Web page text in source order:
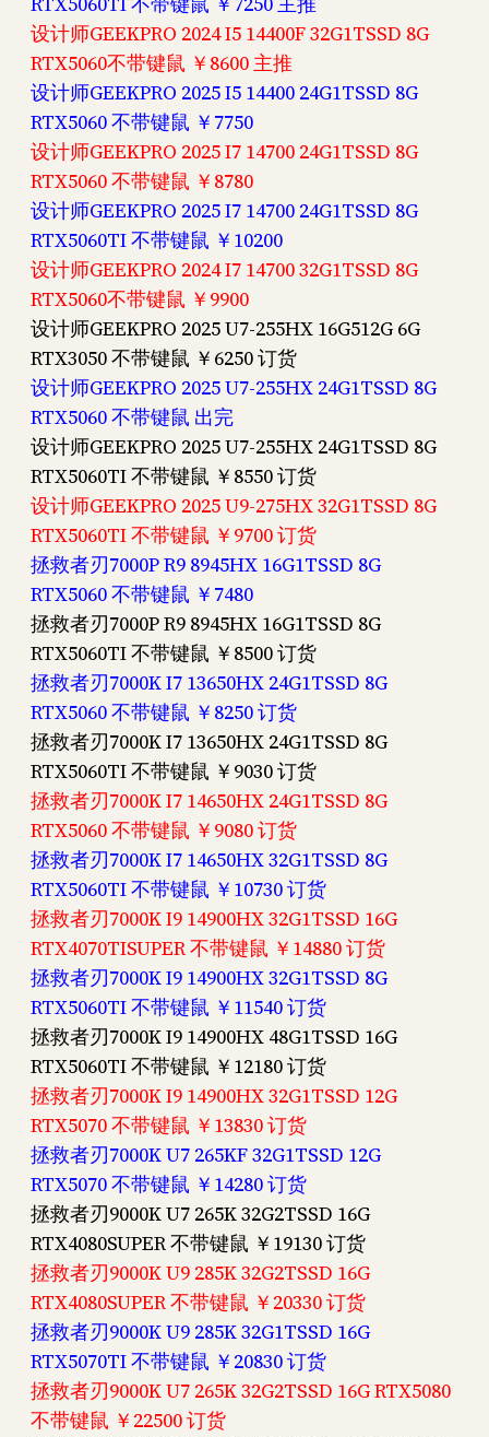
设计师GEEKPRO 2024 I5 14400F 32G1TSSD 8G
RTX5060不带键鼠 ￥8600 主推
设计师GEEKPRO 2025 I5 14400 24G1TSSD 8G
RTX5060 不带键鼠 ￥7750
设计师GEEKPRO 2025 I7 14700 24G1TSSD 8G
RTX5060 不带键鼠 ￥8780
设计师GEEKPRO 2025 I7 14700 24G1TSSD 8G
RTX5060TI 不带键鼠 ￥10200
设计师GEEKPRO 2024 I7 14700 32G1TSSD 8G
RTX5060不带键鼠 ￥9900
设计师GEEKPRO 2025 U7-255HX 16G512G 6G
RTX3050 不带键鼠 ￥6250 订货
设计师GEEKPRO 2025 U7-255HX 24G1TSSD 8G
RTX5060 不带键鼠 出完
设计师GEEKPRO 2025 U7-255HX 24G1TSSD 8G
RTX5060TI 不带键鼠 ￥8550 订货
设计师GEEKPRO 2025 U9-275HX 32G1TSSD 8G
RTX5060TI 不带键鼠 ￥9700 订货
拯救者刃7000P R9 8945HX 16G1TSSD 8G
RTX5060 不带键鼠 ￥7480
拯救者刃7000P R9 8945HX 16G1TSSD 8G
RTX5060TI 不带键鼠 ￥8500 订货
拯救者刃7000K I7 13650HX 24G1TSSD 8G
RTX5060 不带键鼠 ￥8250 订货
拯救者刃7000K I7 13650HX 24G1TSSD 8G
RTX5060TI 不带键鼠 ￥9030 订货
拯救者刃7000K I7 14650HX 24G1TSSD 8G
RTX5060 不带键鼠 ￥9080 订货
拯救者刃7000K I7 14650HX 32G1TSSD 8G
RTX5060TI 不带键鼠 ￥10730 订货
拯救者刃7000K I9 14900HX 32G1TSSD 16G
RTX4070TISUPER 不带键鼠 ￥14880 订货
拯救者刃7000K I9 14900HX 32G1TSSD 8G
RTX5060TI 不带键鼠 ￥11540 订货
拯救者刃7000K I9 14900HX 48G1TSSD 16G
RTX5060TI 不带键鼠 ￥12180 订货
拯救者刃7000K I9 14900HX 32G1TSSD 12G
RTX5070 不带键鼠 ￥13830 订货
拯救者刃7000K U7 265KF 32G1TSSD 12G
RTX5070 不带键鼠 ￥14280 订货
拯救者刃9000K U7 265K 32G2TSSD 16G
RTX4080SUPER 不带键鼠 ￥19130 订货
拯救者刃9000K U9 285K 32G2TSSD 16G
RTX4080SUPER 不带键鼠 ￥20330 订货
拯救者刃9000K U9 285K 32G1TSSD 16G
RTX5070TI 不带键鼠 ￥20830 订货
拯救者刃9000K U7 265K 32G2TSSD 16G RTX5080
不带键鼠 ￥22500 订货